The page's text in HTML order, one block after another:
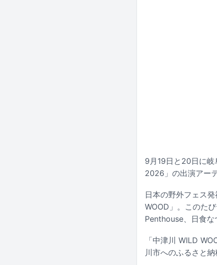
9月19日と20日に
2026」の出演アー
日本の野外フェス
WOOD」。このた
Penthouse、日食な
「中津川 WILD
川市へのふるさと